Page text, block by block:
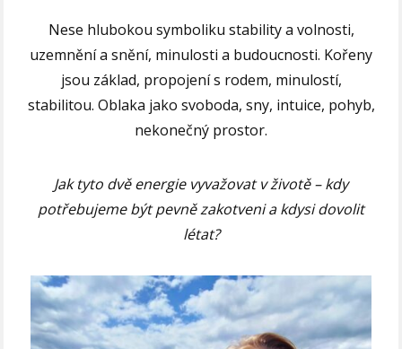
Nese hlubokou symboliku stability a volnosti,
uzemnění a snění, minulosti a budoucnosti. Kořeny
jsou základ, propojení s rodem, minulostí,
stabilitou. Oblaka jako svoboda, sny, intuice, pohyb,
nekonečný prostor.
Jak tyto dvě energie vyvažovat v životě – kdy
potřebujeme být pevně zakotveni a kdysi dovolit
létat?